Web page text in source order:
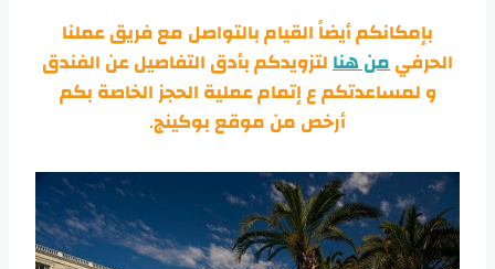
بإمكانكم أيضاً القيام بالتواصل مع فريق عملنا
الحرفيمن هنالتزويدكم بأدق التفاصيل عن الفندق
و لمساعدتكم ع إتمام عملية الحجز الخاصة بكم
أرخص من موقع بوكينج.